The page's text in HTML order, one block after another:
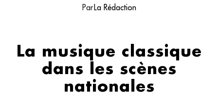
ParLa Rédaction
La musique classique
dans les scènes
nationales